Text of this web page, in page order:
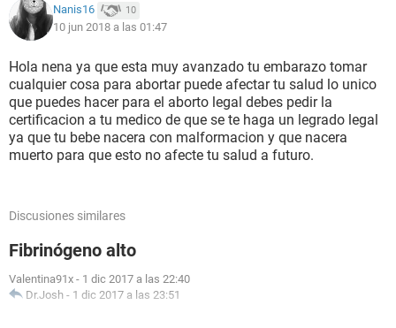
Nanis16 10
10 jun 2018 a las 01:47
Hola nena ya que esta muy avanzado tu embarazo tomar
cualquier cosa para abortar puede afectar tu salud lo unico
que puedes hacer para el aborto legal debes pedir la
certificacion a tu medico de que se te haga un legrado legal
ya que tu bebe nacera con malformacion y que nacera
muerto para que esto no afecte tu salud a futuro.
Discusiones similares
Fibrinógeno alto
Valentina91x - 1 dic 2017 a las 22:40
Dr.Josh - 1 dic 2017 a las 23:51